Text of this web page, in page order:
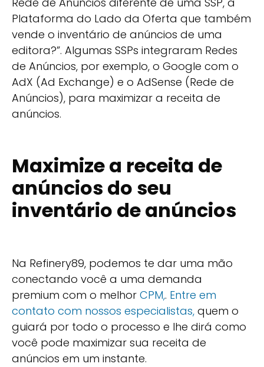
Plataforma do Lado da Oferta que também
vende o inventário de anúncios de uma
editora?”. Algumas SSPs integraram Redes
de Anúncios, por exemplo, o Google com o
AdX (Ad Exchange) e o AdSense (Rede de
Anúncios), para maximizar a receita de
anúncios.
Maximize a receita de
anúncios do seu
inventário de anúncios
Na Refinery89, podemos te dar uma mão
conectando você a uma demanda
premium com o melhor CPM,. Entre em
contato com nossos especialistas, quem o
guiará por todo o processo e lhe dirá como
você pode maximizar sua receita de
anúncios em um instante.